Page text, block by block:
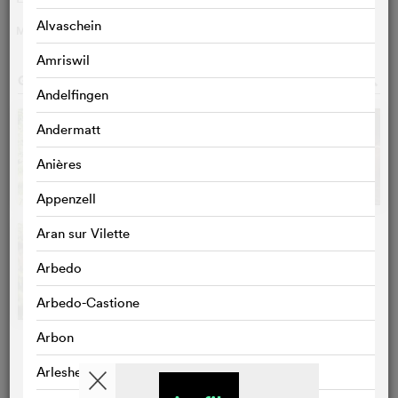
Alvaschein
Amriswil
Andelfingen
Andermatt
Anières
Appenzell
Aran sur Vilette
Arbedo
Arbedo-Castione
Arbon
Arlesheim
MEHR>
GALERIE o